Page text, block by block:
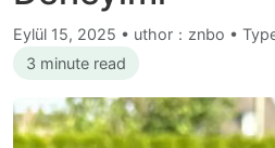
Eylül 15, 2025 • uthor：znbo •
3 minute read